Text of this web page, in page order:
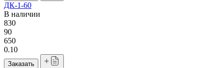
ДК-1-60
В наличии
830
90
650
0.10
Заказать